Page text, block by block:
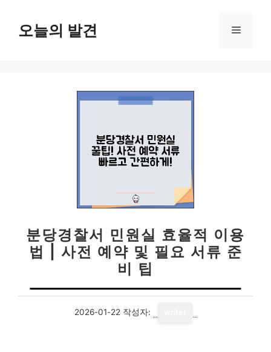
오늘의 발견 메
분당경찰서 민원실 효율적 이용
법 | 사전 예약 및 필요 서류 준
비 팁
2026-01-22 작성자: